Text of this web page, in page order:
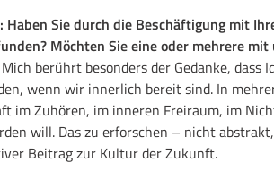
Haben Sie durch die Beschäftigung mit
Möchten Sie eine oder mehrere
Mich berührt besonders der Gedanke,
wenn wir innerlich bereit sind. In
im Zuhören, im inneren Freiraum, im
will. Das zu erforschen – nicht
Beitrag zur Kultur der Zukunft.